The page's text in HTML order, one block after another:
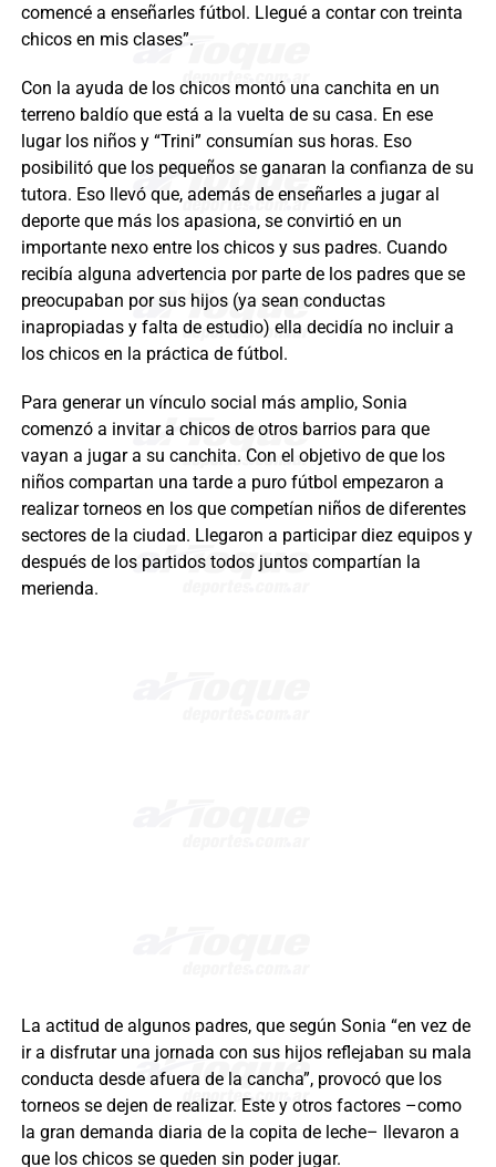
comencé a enseñarles fútbol. Llegué a contar con treinta
chicos en mis clases”.
Con la ayuda de los chicos montó una canchita en un
terreno baldío que está a la vuelta de su casa. En ese
lugar los niños y “Trini” consumían sus horas. Eso
posibilitó que los pequeños se ganaran la confianza de su
tutora. Eso llevó que, además de enseñarles a jugar al
deporte que más los apasiona, se convirtió en un
importante nexo entre los chicos y sus padres. Cuando
recibía alguna advertencia por parte de los padres que se
preocupaban por sus hijos (ya sean conductas
inapropiadas y falta de estudio) ella decidía no incluir a
los chicos en la práctica de fútbol.
Para generar un vínculo social más amplio, Sonia
comenzó a invitar a chicos de otros barrios para que
vayan a jugar a su canchita. Con el objetivo de que los
niños compartan una tarde a puro fútbol empezaron a
realizar torneos en los que competían niños de diferentes
sectores de la ciudad. Llegaron a participar diez equipos y
después de los partidos todos juntos compartían la
merienda.
La actitud de algunos padres, que según Sonia “en vez de
ir a disfrutar una jornada con sus hijos reflejaban su mala
conducta desde afuera de la cancha”, provocó que los
torneos se dejen de realizar. Este y otros factores –como
la gran demanda diaria de la copita de leche– llevaron a
que los chicos se queden sin poder jugar.